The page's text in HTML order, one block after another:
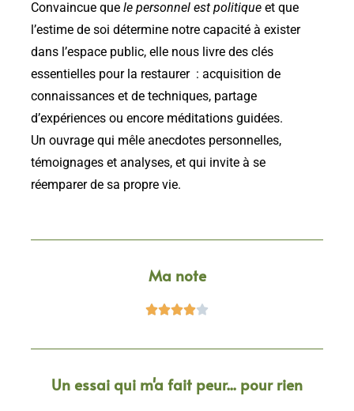
Convaincue que le personnel est politique et que
l’estime de soi détermine notre capacité à exister
dans l’espace public, elle nous livre des clés
essentielles pour la restaurer : acquisition de
connaissances et de techniques, partage
d’expériences ou encore méditations guidées.
Un ouvrage qui mêle anecdotes personnelles,
témoignages et analyses, et qui invite à se
réemparer de sa propre vie.
Ma note

Un essai qui m'a fait peur... pour rien